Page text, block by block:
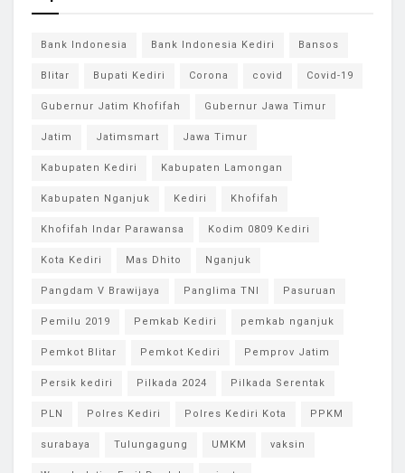
Bank Indonesia Bank Indonesia Kediri Bansos
Blitar Bupati Kediri Corona covid Covid-19
Gubernur Jatim Khofifah Gubernur Jawa Timur
Jatim Jatimsmart Jawa Timur
Kabupaten Kediri Kabupaten Lamongan
Kabupaten Nganjuk Kediri Khofifah
Khofifah Indar Parawansa Kodim 0809 Kediri
Kota Kediri Mas Dhito Nganjuk
Pangdam V Brawijaya Panglima TNI Pasuruan
Pemilu 2019 Pemkab Kediri pemkab nganjuk
Pemkot Blitar Pemkot Kediri Pemprov Jatim
Persik kediri Pilkada 2024 Pilkada Serentak
PLN Polres Kediri Polres Kediri Kota PPKM
surabaya Tulungagung UMKM vaksin